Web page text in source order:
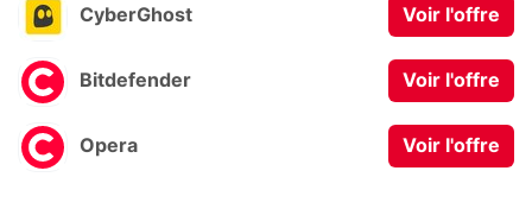
CyberGhost Voir l'offre
Bitdefender Voir l'offre
Opera Voir l'offre